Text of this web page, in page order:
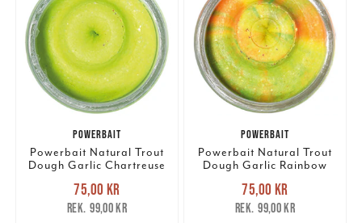
POWERBAIT
Powerbait Natural Trout
Dough Garlic Chartreuse
Nuvarande pris
75,00 krTidigare pris
99,00 kr
75,00 kr
99,00 kr
POWERBAIT
Powerbait Natural Trout
Dough Garlic Rainbow
Nuvarande pris
75,00 krTidigare pris
99,00 kr
75,00 kr
99,00 kr